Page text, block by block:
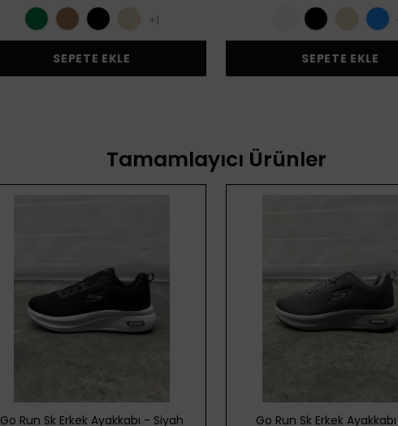
+1
SEPETE EKLE SEPETE EKLE
Tamamlayıcı Ürünler
Go Run Sk Erkek Ayakkabı - Siyah Go Run Sk Erkek